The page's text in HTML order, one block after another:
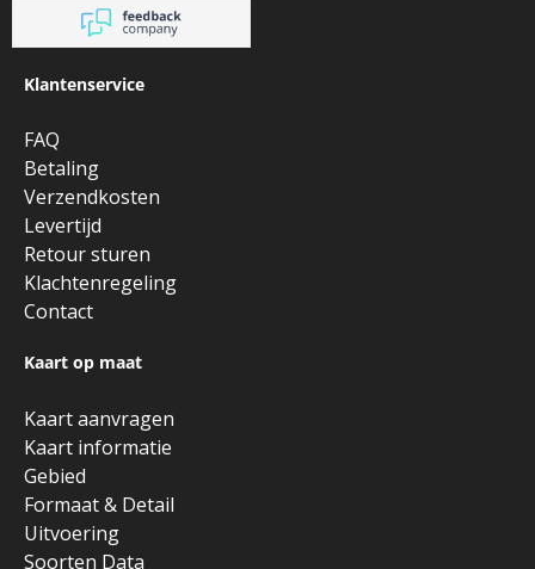
Klantenservice
FAQ
Betaling
Verzendkosten
Levertijd
Retour sturen
Klachtenregeling
Contact
Kaart op maat
Kaart aanvragen
Kaart informatie
Gebied
Formaat & Detail
Uitvoering
Soorten Data